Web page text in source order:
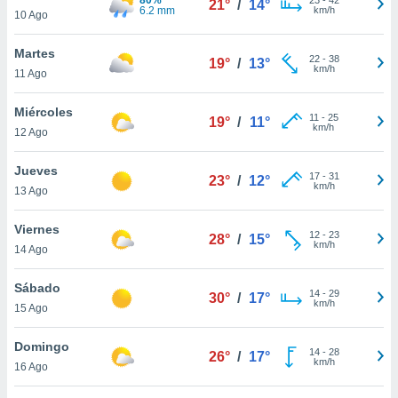
más
nuestra
y
de
disponible
cookies
aceptar
10 Ago
6.2 mm
21° / 14°
km/h
Martes
11 Ago
19° / 13° 22- 38
km/h
Miércoles
12 Ago
19° / 11° 11 - 25
km/h
Jueves
13 Ago
23° / 12° 17- 31
km/h
Viernes
14 Ago
28° / 15° 12- 23
km/h
Sábado
15 Ago
30° / 17° 14- 29
km/h
Domingo
16 Ago
26° / 17° 14- 28
km/h